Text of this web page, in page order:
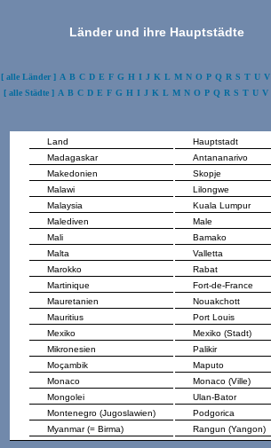
Länder und ihre Hauptstädte
[ alle Länder ] A B C D E F G H I J K L M N O P Q R S T U V
[ alle Städte ] A B C D E F G H I J K L M N O P Q R S T U V
Land
Hauptstadt
Madagaskar
Antananarivo
Makedonien
Skopje
Malawi
Lilongwe
Malaysia
Kuala Lumpur
Malediven
Male
Mali
Bamako
Malta
Valletta
Marokko
Rabat
Martinique
Fort-de-France
Mauretanien
Nouakchott
Mauritius
Port Louis
Mexiko
Mexiko (Stadt)
Mikronesien
Palikir
Moçambik
Maputo
Monaco
Monaco (Ville)
Mongolei
Ulan-Bator
Montenegro (Jugoslawien)
Podgorica
Myanmar (= Birma)
Rangun (Yangon)